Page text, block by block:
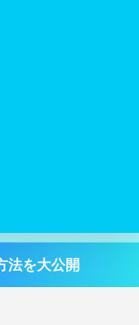
法を大公開